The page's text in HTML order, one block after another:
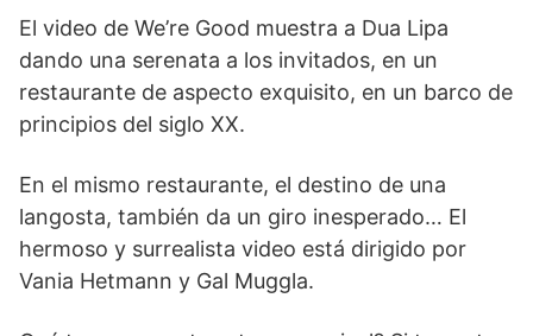
El video de We’re Good muestra a Dua Lipa
dando una serenata a los invitados, en un
restaurante de aspecto exquisito, en un barco de
principios del siglo XX.
En el mismo restaurante, el destino de una
langosta, también da un giro inesperado… El
hermoso y surrealista video está dirigido por
Vania Hetmann y Gal Muggla.